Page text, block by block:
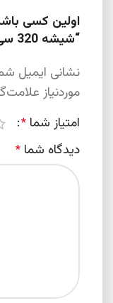
اولین کسی
“شیشه 320 سی سی درپیچ قهوه ای”
نشانی ایمیل
موردنیاز
امتیاز شما *
دیدگاه شما *